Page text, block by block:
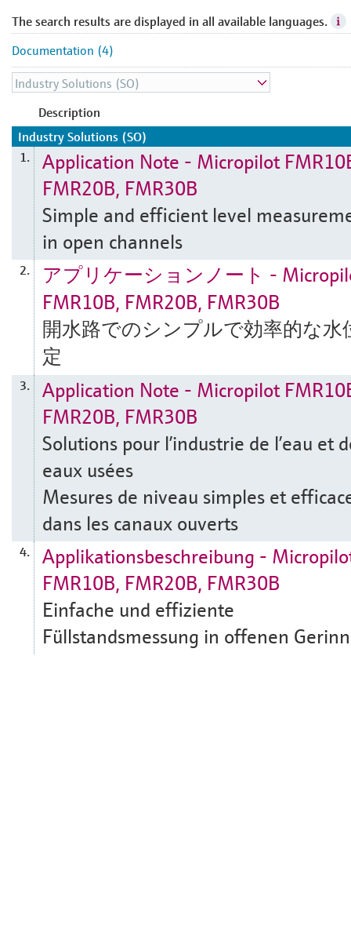
The search results are displayed in all available languages.
Documentation (4)
Description
Industry Solutions (SO)
1.
Application Note - Micropilot
FMR20B, FMR30B
Simple and efficient level
in open channels
2.
アプリケーションノート -
FMR10B, FMR20B, FMR30B
開水路でのシンプルで効率的な水
定
3.
Application Note - Micropilot
FMR20B, FMR30B
Solutions pour l’industrie de l’eau et
eaux usées
Mesures de niveau simples et
dans les canaux ouverts
4.
Applikationsbeschreibung -
FMR10B, FMR20B, FMR30B
Einfache und effiziente
Füllstandsmessung in offenen